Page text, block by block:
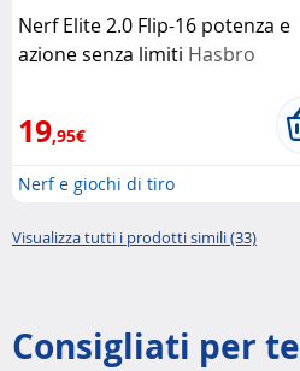
Nerf Elite 2.0 Flip-16 potenza e
azione senza limiti Hasbro
19,95€
Nerf e giochi di tiro
Visualizza tutti i prodotti simili (33)
Consigliati per te